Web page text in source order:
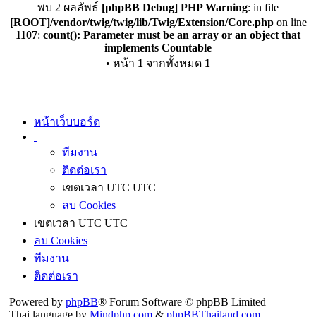
พบ 2 ผลลัพธ์ [phpBB Debug] PHP Warning: in file
[ROOT]/vendor/twig/twig/lib/Twig/Extension/Core.phpon line
1107: count(): Parameter must be an array or an object that
implements Countable
• หน้า 1 จากทั้งหมด 1
หน้าเว็บบอร์ด
ทีมงาน
ติดต่อเรา
เขตเวลา UTC UTC
ลบ Cookies
เขตเวลา UTC UTC
ลบ Cookies
ทีมงาน
ติดต่อเรา
Powered by phpBB® Forum Software © phpBB Limited
Thai language by Mindphp.com & phpBBThailand.com